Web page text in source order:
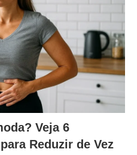
Veja 6
Reduzir de Vez